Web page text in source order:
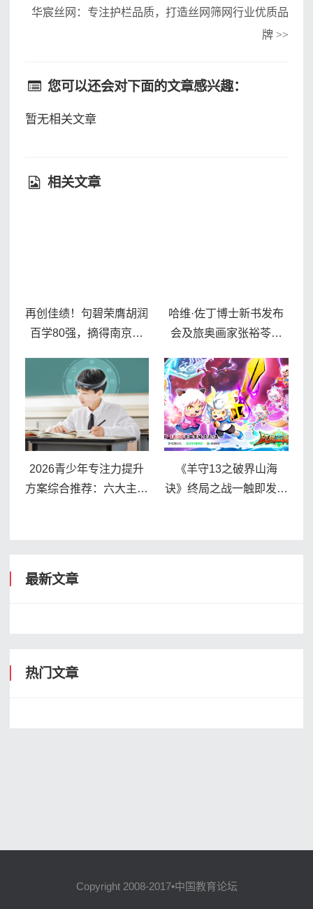
华宸丝网：专注护栏品质，打造丝网筛网行业优质品
牌 >>
您可以还会对下面的文章感兴趣：
暂无相关文章
相关文章
再创佳绩！句碧荣膺胡润
百学80强，摘得南京地
哈维·佐丁博士新书发布
会及旅奥画家张裕苓的
动物儿童书画展在联合国
维也纳分部成功举办
2026青少年专注力提升
方案综合推荐：六大主流
《羊守13之破界山海
诀》终局之战一触即发，
最新文章
热门文章
Copyright 2008-2017•中国教育论坛